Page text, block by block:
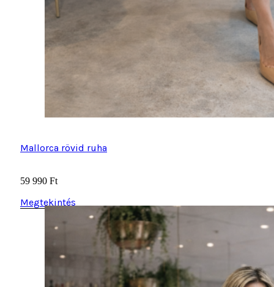
Mallorca rövid ruha
59 990 Ft
Megtekintés